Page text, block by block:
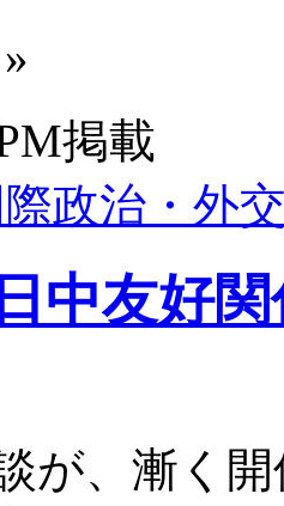
»
掲載
政治・外
日中友好
が、漸く